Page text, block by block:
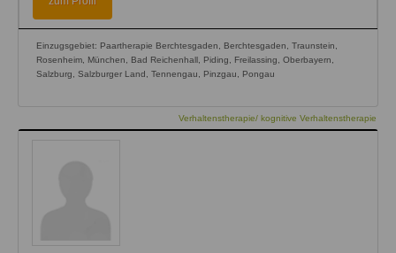
Einzugsgebiet: Paartherapie Berchtesgaden, Berchtesgaden, Traunstein,
Rosenheim, München, Bad Reichenhall, Piding, Freilassing, Oberbayern,
Salzburg, Salzburger Land, Tennengau, Pinzgau, Pongau
Verhaltenstherapie/ kognitive Verhaltenstherapie